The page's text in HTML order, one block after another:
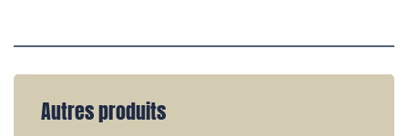
Autres produits